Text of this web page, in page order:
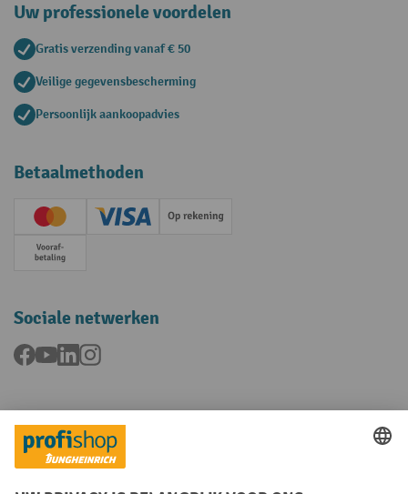
Uw professionele voordelen
Gratis verzending vanaf € 50
Veilige gegevensbescherming
Persoonlijk aankoopadvies
Betaalmethoden
Creditcard (Master)Creditcard (Visa)Op rekening
Vooruitbetaling
Sociale netwerken
Facebook
YouTubeLinkedInInstagram
Talen
FR NL